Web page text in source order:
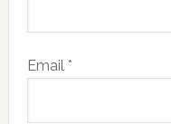
Email *